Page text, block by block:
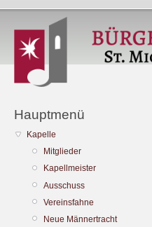
Hauptmenü
Kapelle
Mitglieder
Kapellmeister
Ausschuss
Vereinsfahne
Neue Männertracht